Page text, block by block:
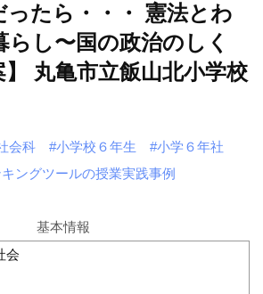
ったら・・・ 憲法とわ
し〜国の政治のしく
丸亀市立飯山北小学校
会科 #小学校６年生
#小学６年社
ングツールの授業実践事例
基本情報
会